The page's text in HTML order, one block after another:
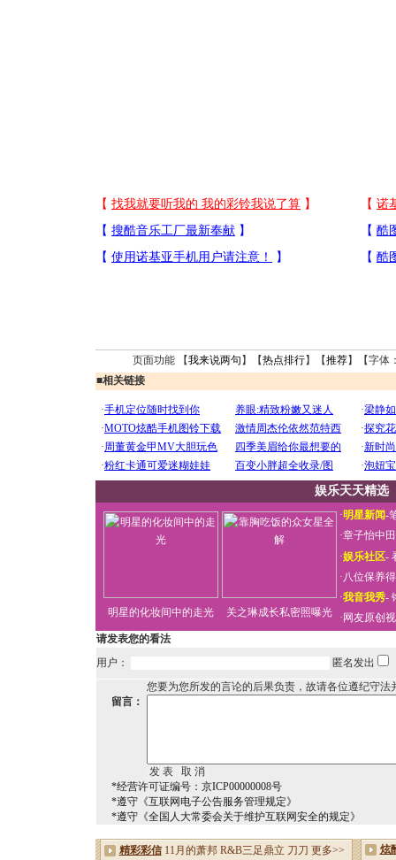
页面功能 【我来说两句 】【热点排行】【推荐】【字体
■相关链接
娱乐天天精选
明星的化妆间中的走光 关之琳成长私密照曝光
·明星新闻-
·章子怡中
·娱乐社区-
·八位保养
·我音我秀-
· 网友原创
请发表您的看法
用户：
匿名发出
您要为您所发的言论的后果负责，故请各位遵纪守法
留言：
*经营许可证编号：京ICP00000008号
*遵守《互联网电子公告服务管理规定》
*遵守《全国人大常委会关于维护互联网安全的规定》